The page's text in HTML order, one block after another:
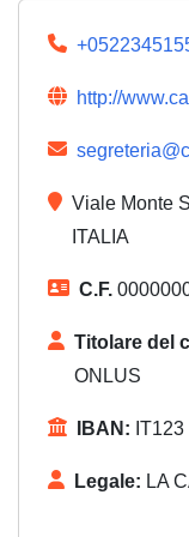
http://
Viale Monte
ITALIA
C.F.
Titolare del
ONLUS
IBAN: IT123
Legale: LA